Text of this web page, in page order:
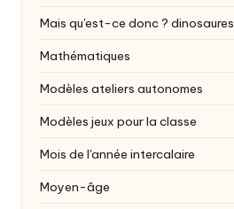
Mais qu'est-ce donc ? dinosaures
Mathématiques
Modèles ateliers autonomes
Modèles jeux pour la classe
Mois de l'année intercalaire
Moyen-âge